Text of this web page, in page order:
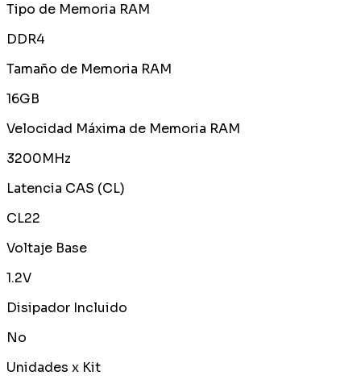
Tipo de Memoria RAM
DDR4
Tamaño de Memoria RAM
16GB
Velocidad Máxima de Memoria RAM
3200MHz
Latencia CAS (CL)
CL22
Voltaje Base
1.2V
Disipador Incluido
No
Unidades x Kit